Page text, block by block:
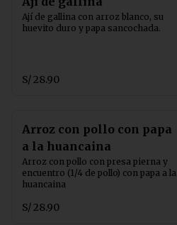
Ají de gallina con arroz blanco, su
huevito duro y papa sancochada.
S/ 28.90
Arroz con pollo con papa
a la huancaina
Arroz con pollo con presa pierna y
encuentro (1/4 de pollo) con papa a la
huancaina
S/ 28.90